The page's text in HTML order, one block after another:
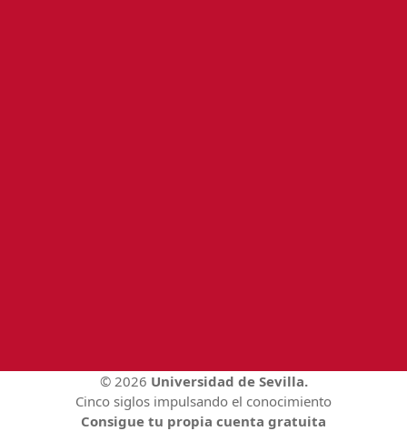
© 2026 Universidad de Sevilla.
Cinco siglos impulsando el conocimiento
Consigue tu propia cuenta gratuita